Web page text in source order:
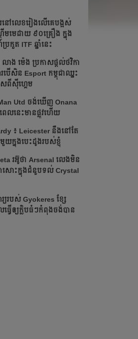
នៅលេខរៀងលើគេបង្អស់​
មេដាយ​ ៩០គ្រឿង ក្នុង
រកួត ITF​ ឆ្នាំនេះ
ាង ម៉េង ​ប្រកាស​ផ្ដល់​ថវិកា​
បើ​សិន​​ Esport កម្ពុជា​​ឈ្នះ​​
ស​ពី​ស៊ីហ្គេម​
Man Utd ចង់​ឃើញ Onana
េលនេះ​មាន​ផ្លូវ​ហើយ​​
៖ Leicester នឹង​នៅ​តែ​
ក្នុង​បេះដូង​របស់​ខ្ញុំ​
រអ៊ូ​ថា​​ Arsenal លេង​មិន​
ា​​សោះ​ក្នុង​ជំនួប​ទល់ Crystal
រ្យ​​របស់ Gyokeres ខ្សែ​
ធ្វើ​ឲ្យ​ក្លិប​ធំៗ​កំពុង​ចង់បាន​